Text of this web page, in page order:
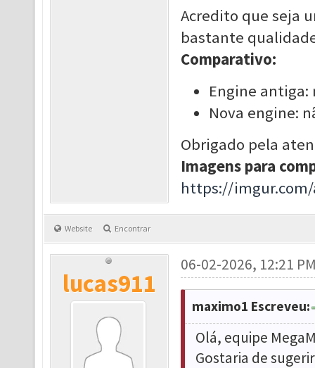
Acredito que seja
bastante
Comparativo:
Engine
Nova engine:
Obrigado pela
Imagens para
https://imgur.com/
Website Encontrar
lucas911
06-02-2026, 12:21
maximo1 Escreveu:
Olá, equipe
Gostaria de